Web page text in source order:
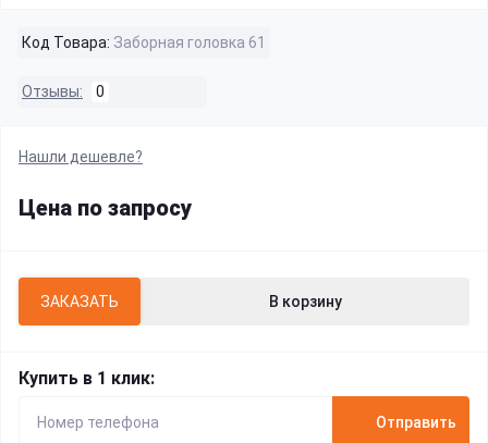
Код Товара: Заборная головка 61
Отзывы: 0
Нашли дешевле?
Цена по запросу
ЗАКАЗАТЬ В корзину
Купить в 1 клик:
Отправить